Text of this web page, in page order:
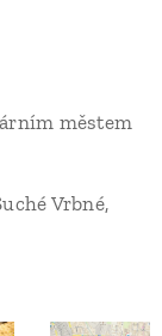
městem
Vrbné,